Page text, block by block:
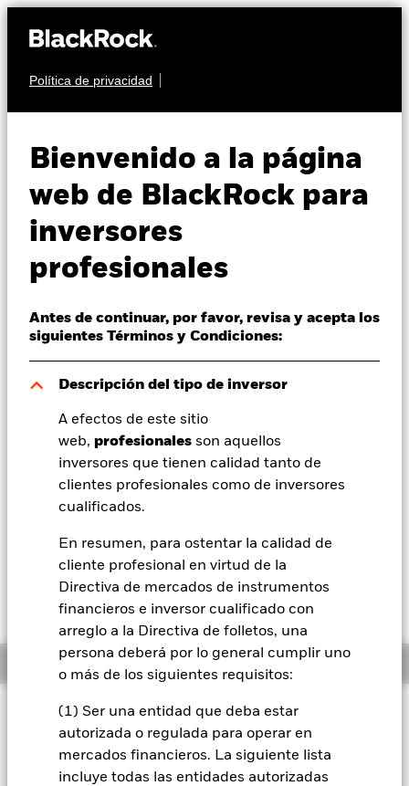
Política de privacidad
Bienvenido a la página
web de BlackRock para
inversores
profesionales
Antes de continuar, por favor, revisa y acepta los
siguientes Términos y Condiciones:
Descripción del tipo de inversor
A efectos de este sitio
web, profesionales son aquellos
inversores que tienen calidad tanto de
clientes profesionales como de inversores
cualificados.
En resumen, para ostentar la calidad de
cliente profesional en virtud de la
Directiva de mercados de instrumentos
financieros e inversor cualificado con
arreglo a la Directiva de folletos, una
persona deberá por lo general cumplir uno
o más de los siguientes requisitos:
(1) Ser una entidad que deba estar
autorizada o regulada para operar en
mercados financieros. La siguiente lista
incluye todas las entidades autorizadas
Perspectivas
Visión de mercado
Educación
Profesionales
España
Change location
BlackRock
iShares
Nuestra compañía
AEGE
Aggregate Bond
ESG SRI UCITS
ETF
EUR 4,58
52 Semanas: 4,54 - 4,67
Variación del valor liquidativo a 06 ago 2026
EUR -0,01 (-0,15%)
-0,64%
Rendimiento a peor a 06 ago 2026
3,98%
Información general
Filosofía de inversión
El Fondo tiene por objetivo obtener una rentabilidad de su
inversión, a través de una combinación de revalorización del
capital y rendimientos de los activos del Fondo, que refleje la